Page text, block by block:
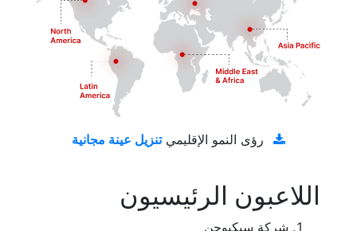
رؤى النمو الإقليمي
اللاعبون الرئيسيون
شركة سيكيوجن